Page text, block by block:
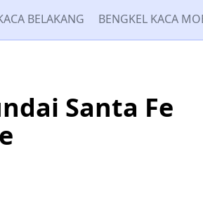
BELAKANG BENGKEL KACA
Santa Fe